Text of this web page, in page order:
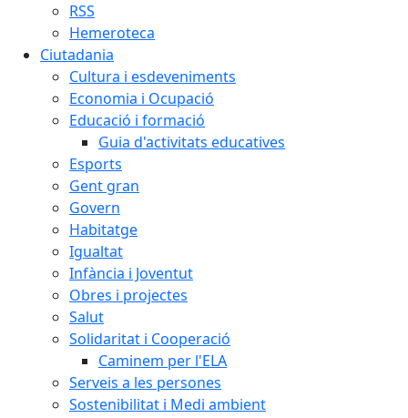
RSS
Hemeroteca
Ciutadania
Cultura i esdeveniments
Economia i Ocupació
Educació i formació
Guia d'activitats educatives
Esports
Gent gran
Govern
Habitatge
Igualtat
Infància i Joventut
Obres i projectes
Salut
Solidaritat i Cooperació
Caminem per l'ELA
Serveis a les persones
Sostenibilitat i Medi ambient